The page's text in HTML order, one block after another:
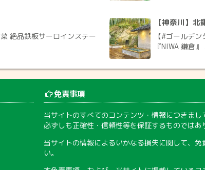
絶品鉄板サーロインステー
【神奈川】北
【#ゴールデ
『NIWA 鎌倉
免責事項
当サイトのすべてのコンテンツ・情報につきま
必ずしも正確性・信頼性等を保証するものではあ
当サイトの情報によるいかなる損失に関して、
い。